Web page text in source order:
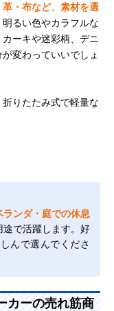
・布など、素材を選
るい色やカラフルな
ーキや迷彩柄、デニ
変わっていいでしょ
りたたみ式で軽量な
ランダ・庭での休息
途で活躍します。好
んで選んでくださ
カーの売れ筋商